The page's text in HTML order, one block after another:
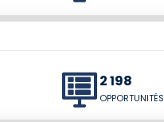
2 198
OPPORTUNITÉS